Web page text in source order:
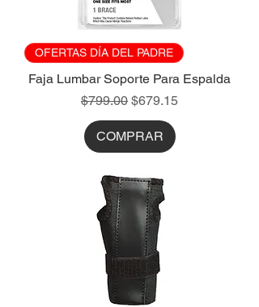
OFERTAS DÍA DEL PADRE
Faja Lumbar Soporte Para Espalda
Precio
$799.00 Precio de oferta
$679.15
COMPRAR